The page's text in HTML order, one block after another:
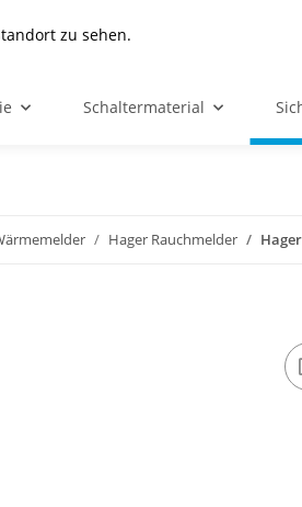
zu sehen.
Schaltermaterial
Hager Rauchmelder